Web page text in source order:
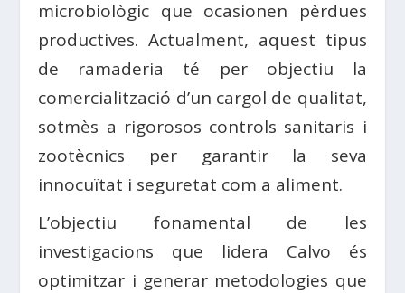
microbiològic que ocasionen pèrdues
productives. Actualment, aquest tipus
de ramaderia té per objectiu la
comercialització d’un cargol de qualitat,
sotmès a rigorosos controls sanitaris i
zootècnics per garantir la seva
innocuïtat i seguretat com a aliment.
L’objectiu fonamental de les
investigacions que lidera Calvo és
optimitzar i generar metodologies que